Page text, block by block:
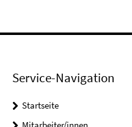
Service-Navigation
Startseite